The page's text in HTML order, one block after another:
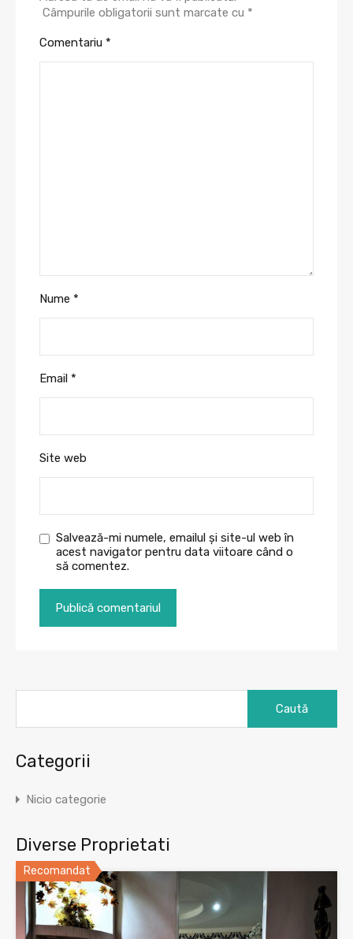
Câmpurile obligatorii sunt marcate cu *
Comentariu *
Nume *
Email *
Site web
Salvează-mi numele, emailul și site-ul web în
acest navigator pentru data viitoare când o
să comentez.
Categorii
Nicio categorie
Diverse Proprietati
Recomandat